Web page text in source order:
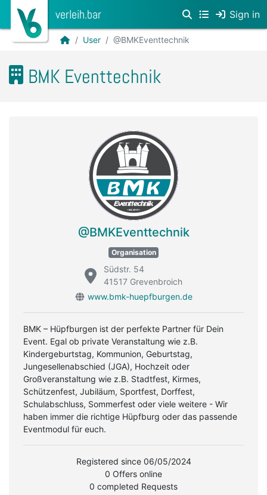
verleih.bar Sign in
User @BMKEventtechnik
BMK Eventtechnik
@BMKEventtechnik
Organisation
Südstr. 54
41517 Grevenbroich
www.bmk-huepfburgen.de
BMK – Hüpfburgen ist der perfekte Partner für Dein
Event. Egal ob private Veranstaltung wie z.B.
Kindergeburtstag, Kommunion, Geburtstag,
Jungesellenabschied (JGA), Hochzeit oder
Großveranstaltung wie z.B. Stadtfest, Kirmes,
Schützenfest, Jubiläum, Sportfest, Dorffest,
Schulabschluss, Sommerfest oder viele weitere - Wir
haben immer die richtige Hüpfburg oder das passende
Eventmodul für euch.
Registered since 06/05/2024
0 Offers online
0 completed Requests